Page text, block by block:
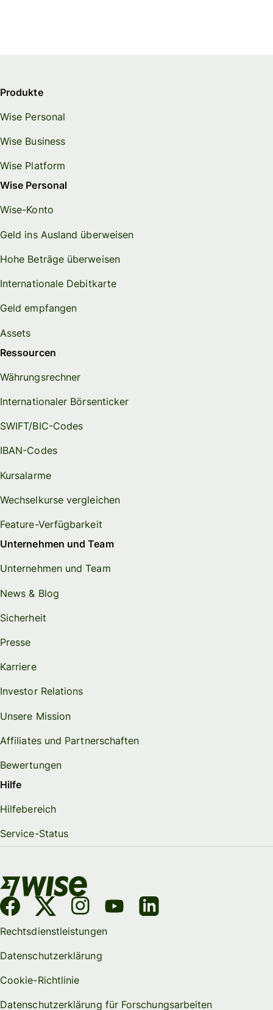
Produkte
Wise Personal
Wise Business
Wise Platform
Wise Personal
Wise-Konto
Geld ins Ausland überweisen
Hohe Beträge überweisen
Internationale Debitkarte
Geld empfangen
Assets
Ressourcen
Währungsrechner
Internationaler Börsenticker
SWIFT/BIC-Codes
IBAN-Codes
Kursalarme
Wechselkurse vergleichen
Feature-Verfügbarkeit
Unternehmen und Team
Unternehmen und Team
News & Blog
Sicherheit
Presse
Karriere
Investor Relations
Unsere Mission
Affiliates und Partnerschaften
Bewertungen
Hilfe
Hilfebereich
Service-Status
Rechtsdienstleistungen
Datenschutzerklärung
Cookie-Richtlinie
Datenschutzerklärung für Forschungsarbeiten